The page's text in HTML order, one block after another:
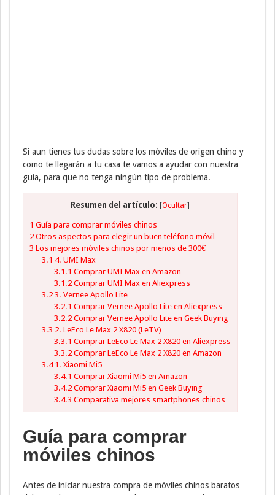
Si aun tienes tus dudas sobre los móviles de origen chino y
como te llegarán a tu casa te vamos a ayudar con nuestra
guía, para que no tenga ningún tipo de problema.
Resumen del artículo: [Ocultar]
1 Guía para comprar móviles chinos
2 Otros aspectos para elegir un buen teléfono móvil
3 Los mejores móviles chinos por menos de 300€
3.1 4. UMI Max
3.1.1 Comprar UMI Max en Amazon
3.1.2Comprar UMI Max en Aliexpress
3.23. Vernee Apollo Lite
3.2.1 Comprar Vernee Apollo Lite en Aliexpress
3.2.2Comprar Vernee Apollo Lite en Geek Buying
3.3 2. LeEco Le Max 2 X820 (LeTV)
3.3.1 Comprar LeEco Le Max 2 X820 en Aliexpress
3.3.2Comprar LeEco Le Max 2 X820 en Amazon
3.41. Xiaomi Mi5
3.4.1 Comprar Xiaomi Mi5 en Amazon
3.4.2Comprar Xiaomi Mi5 en Geek Buying
3.4.3 Comparativa mejores smartphones chinos
Guía para comprar
móviles chinos
Antes de iniciar nuestra compra de móviles chinos baratos